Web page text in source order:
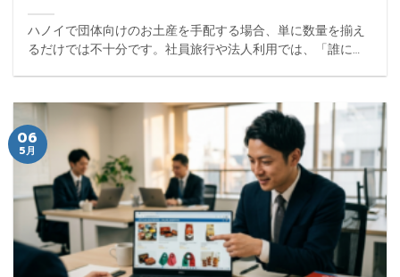
ハノイで団体向けのお土産を手配する場合、単に数量を揃え
るだけでは不十分です。社員旅行や法人利用では、「誰にど
ト ... ...
06
5月